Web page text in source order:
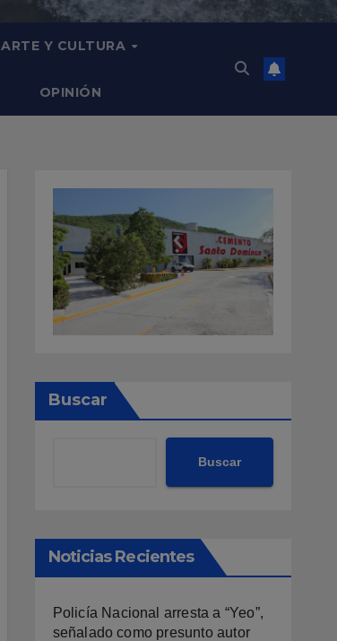
ARTE Y CULTURA
OPINIÓN
Buscar
Buscar
Noticias Recientes
Policía Nacional arresta a “Yeo”,
señalado como presunto autor